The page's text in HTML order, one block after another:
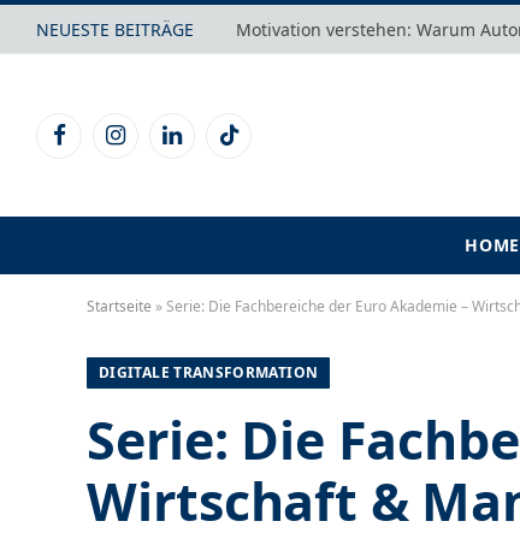
NEUESTE BEITRÄGE
FacebookInstagramLinkedInTikTok
HOME
Startseite »Serie: Die Fachbereiche der Euro Akademie –
DIGITALE TRANSFORMATION
Serie: Die
Wirtschaft &